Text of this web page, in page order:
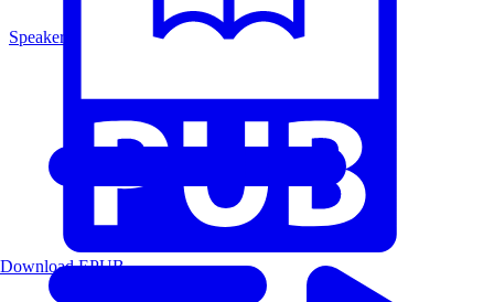
Speakers
Download EPUB